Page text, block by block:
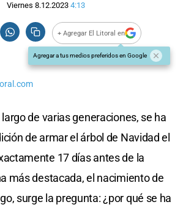
Viernes 8.12.2023 4:13
+ Agregar El Litoral en
Agregar a tus medios preferidos en Google
de varias generaciones, se ha
de armar el árbol de Navidad el
17 días antes de la
más destacada, el nacimiento de
surge la pregunta: ¿por qué se ha